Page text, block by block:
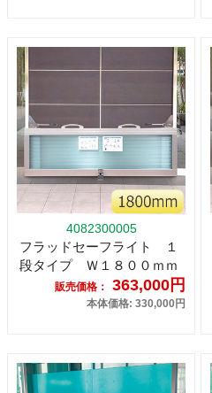
4082300005
フラッドセーフライト １
段タイプ Ｗ１８００ｍｍ
販売価格： 363,000円
本体価格: 330,000円